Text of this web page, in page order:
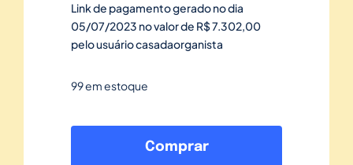
Link de pagamento gerado no dia
05/07/2023 no valor de R$ 7.302,00
pelo usuário casadaorganista
99 em estoque
de
Comprar